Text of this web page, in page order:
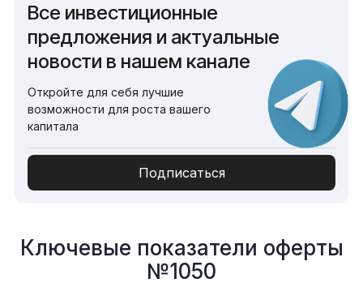
Все инвестиционные
предложения и актуальные
новости в нашем канале
Откройте для себя лучшие
возможности для роста вашего
капитала
Подписаться
Ключевые показатели оферты
№1050